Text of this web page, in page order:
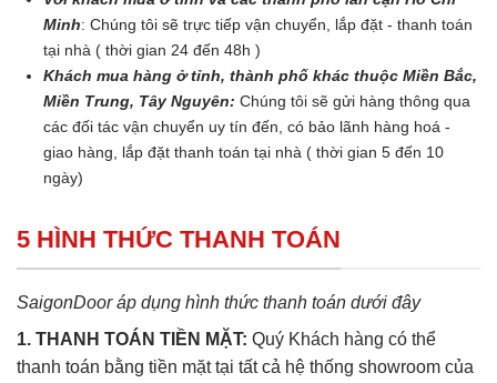
Minh: Chúng tôi sẽ trực tiếp vận chuyển, lắp đặt - thanh toán
tại nhà ( thời gian 24 đến 48h )
Khách mua hàng ở tỉnh, thành phố khác thuộc Miền Bắc,
Miền Trung, Tây Nguyên: Chúng tôi sẽ gửi hàng thông qua
các đối tác vận chuyển uy tín đến, có bảo lãnh hàng hoá -
giao hàng, lắp đặt thanh toán tại nhà ( thời gian 5 đến 10
ngày)
5 HÌNH THỨC THANH TOÁN
SaigonDoor áp dụng hình thức thanh toán dưới đây
1. THANH TOÁN TIỀN MẶT: Quý Khách hàng có thể
thanh toán bằng tiền mặt tại tất cả hệ thống showroom của